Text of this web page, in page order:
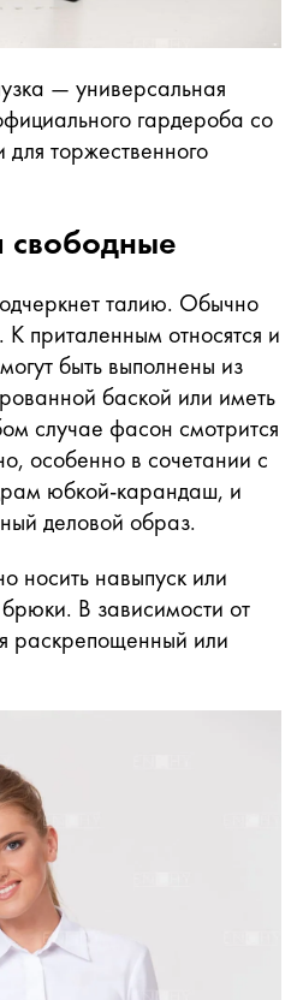
— универсальная
гардероба со
торжественного
свободные
талию. Обычно
приталенным относятся и
быть выполнены из
баской или иметь
случае фасон смотрится
особенно в сочетании с
юбкой-карандаш, и
деловой образ.
носить навыпуск или
В зависимости от
раскрепощенный или